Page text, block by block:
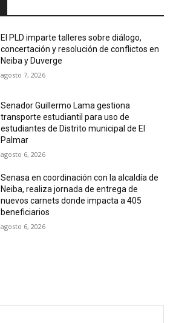
El PLD imparte talleres sobre diálogo,
concertación y resolución de conflictos en
Neiba y Duverge
agosto 7, 2026
Senador Guillermo Lama gestiona
transporte estudiantil para uso de
estudiantes de Distrito municipal de El
Palmar
agosto 6, 2026
Senasa en coordinación con la alcaldía de
Neiba, realiza jornada de entrega de
nuevos carnets donde impacta a 405
beneficiarios
agosto 6, 2026